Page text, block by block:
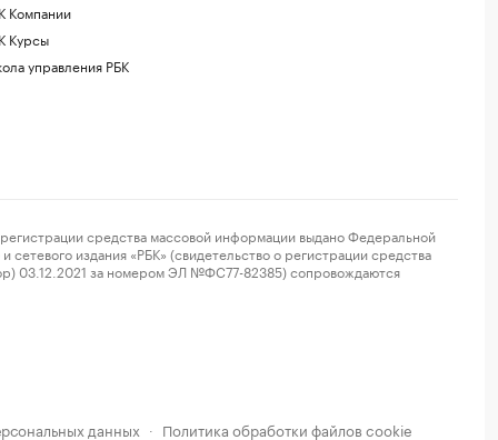
Компании
Курсы
управления РБК
средства массовой информации выдано Федеральной
издания «РБК» (свидетельство о регистрации средства
03.12.2021 за номером ЭЛ №ФС77-82385) сопровождаются
данных · Политика обработки файлов cookie